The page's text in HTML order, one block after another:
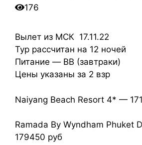
176
Вылет из МСК 17.11.22
Тур рассчитан на 12 ночей
Питание — BB (завтраки)
Цены указаны за 2 взр
Naiyang Beach Resort 4* —
Ramada By Wyndham Phuket
179450 руб